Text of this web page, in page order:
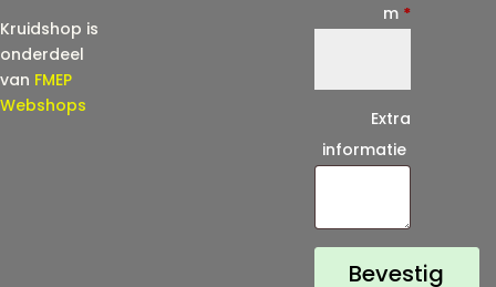
Kruidshop is
onderdeel
van FMEP
Webshops
l
)
m *
Extra
informatie
Bevestig